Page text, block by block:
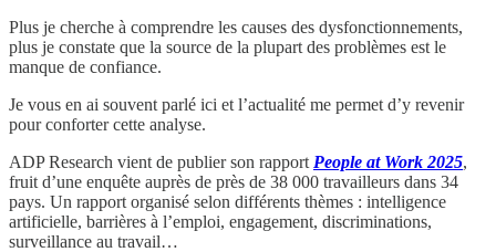
Plus je cherche à comprendre les causes des dysfonctionnements,
plus je constate que la source de la plupart des problèmes est le
manque de confiance.
Je vous en ai souvent parlé ici et l’actualité me permet d’y revenir
pour conforter cette analyse.
ADP Research vient de publier son rapport People at Work 2025,
fruit d’une enquête auprès de près de 38 000 travailleurs dans 34
pays. Un rapport organisé selon différents thèmes : intelligence
artificielle, barrières à l’emploi, engagement, discriminations,
surveillance au travail…